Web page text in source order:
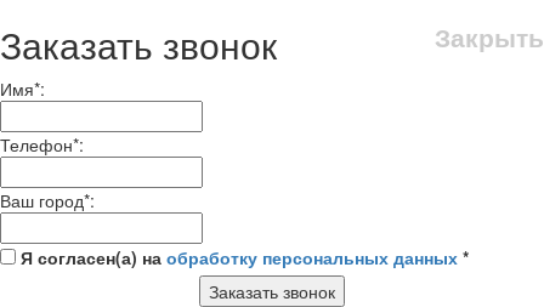
Закрыть
Заказать звонок
Имя*:
Телефон*:
Ваш город*:
Я согласен(а) на обработку персональных данных *
Заказать звонок